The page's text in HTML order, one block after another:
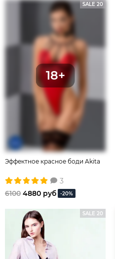
SALE 20
Эффектное красное боди Akita
3
6100 4880 руб -20%
SALE 20